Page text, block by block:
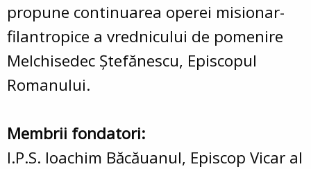
propune continuarea operei misionar-
filantropice a vrednicului de pomenire
Melchisedec Ştefănescu, Episcopul
Romanului.
Membrii fondatori:
I.P.S. Ioachim Băcăuanul, Episcop Vicar al